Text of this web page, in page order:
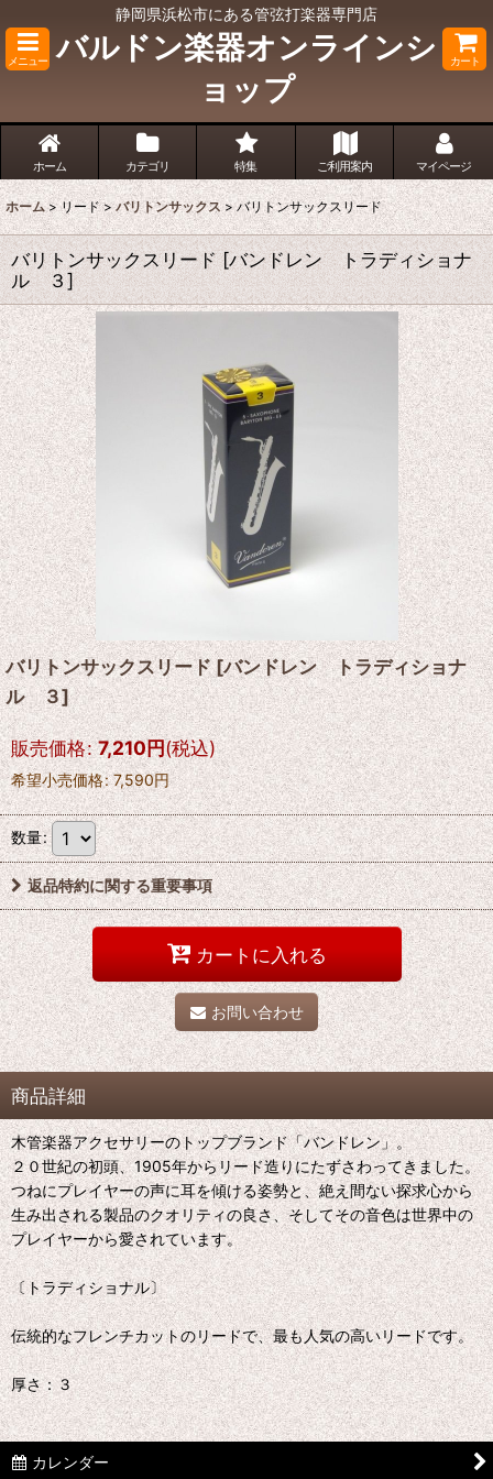
静岡県浜松市にある管弦打楽器専門店
メニュー
バルドン楽器オンラインシ
ョップ
カート
ホーム カテゴリ 特集 ご利用案内 マイページ
ホーム > リード > バリトンサックス > バリトンサックスリード
バリトンサックスリード [バンドレン トラディショナ
ル ３]
バリトンサックスリード[バンドレン トラディショナ
ル ３]
販売価格: 7,210円(税込)
希望小売価格: 7,590円
数量:
返品特約に関する重要事項
カートに入れる
お問い合わせ
商品詳細
木管楽器アクセサリーのトップブランド「バンドレン」。
２０世紀の初頭、1905年からリード造りにたずさわってきました。
つねにプレイヤーの声に耳を傾ける姿勢と、絶え間ない探求心から
生み出される製品のクオリティの良さ、そしてその音色は世界中の
プレイヤーから愛されています。
〔トラディショナル〕
伝統的なフレンチカットのリードで、最も人気の高いリードです。
厚さ：３
カレンダー